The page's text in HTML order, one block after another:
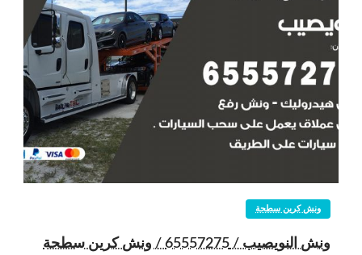
ونش كرين سطحة
ونش النويصيب / 65557275 / ونش كرين سطحة